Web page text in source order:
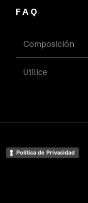
FAQ
Composición
Utilice
Política de Privacidad